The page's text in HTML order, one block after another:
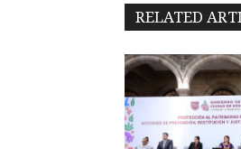
RELATED